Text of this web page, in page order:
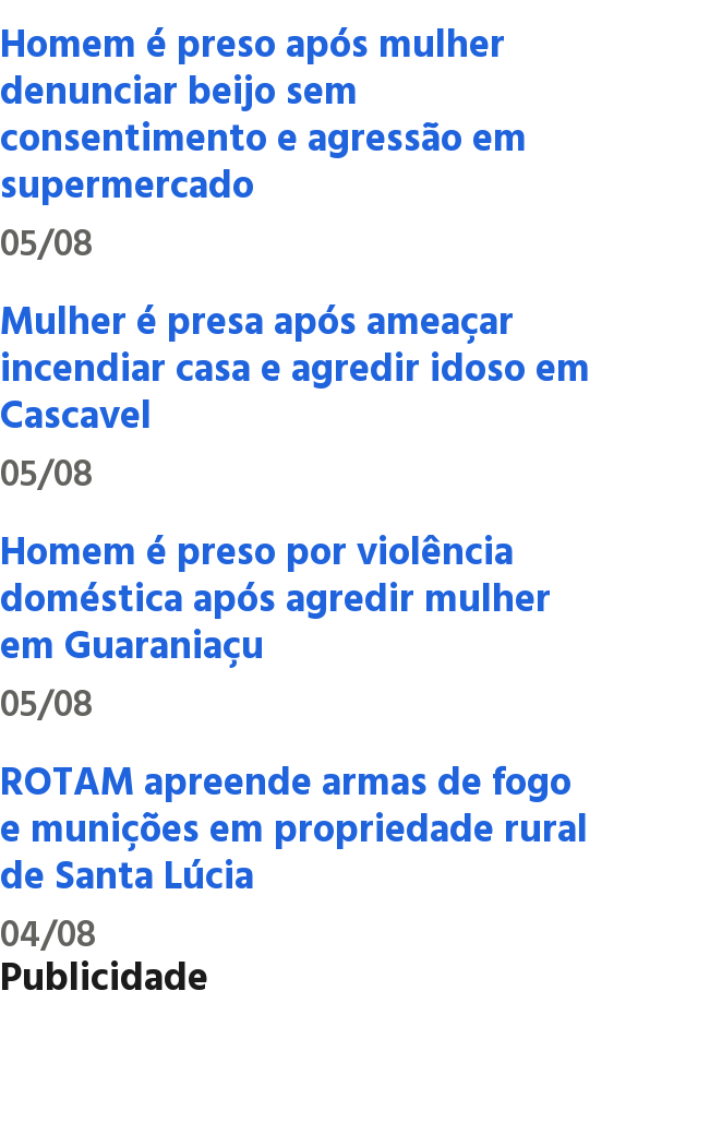
Homem é preso após mulher
denunciar beijo sem
consentimento e agressão em
supermercado
05/08
Mulher é presa após ameaçar
incendiar casa e agredir idoso em
Cascavel
05/08
Homem é preso por violência
doméstica após agredir mulher
em Guaraniaçu
05/08
ROTAM apreende armas de fogo
e munições em propriedade rural
de Santa Lúcia
04/08
Publicidade